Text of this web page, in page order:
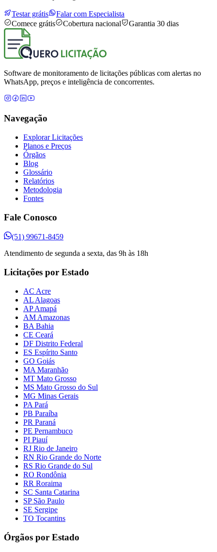
Testar grátis
Falar com Especialista
Comece grátis
Cobertura nacional Garantia 30 dias
Software de monitoramento de licitações públicas com alertas no
WhatsApp, preços e inteligência de concorrentes.
Navegação
Explorar Licitações
Planos e Preços
Órgãos
Blog
Glossário
Relatórios
Metodologia
Fontes
Fale Conosco
(51) 99671-8459
Atendimento de segunda a sexta, das 9h às 18h
Licitações por Estado
AC Acre
AL Alagoas
AP Amapá
AM Amazonas
BA Bahia
CE Ceará
DF Distrito Federal
ES Espírito Santo
GO Goiás
MA Maranhão
MT Mato Grosso
MS Mato Grosso do Sul
MG Minas Gerais
PA Pará
PB Paraíba
PR Paraná
PE Pernambuco
PI Piauí
RJ Rio de Janeiro
RN Rio Grande do Norte
RS Rio Grande do Sul
RO Rondônia
RR Roraima
SC Santa Catarina
SP São Paulo
SE Sergipe
TO Tocantins
Órgãos por Estado